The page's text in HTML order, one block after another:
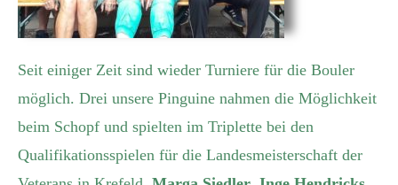
Seit einiger Zeit sind wieder Turniere für die Bouler
möglich. Drei unsere Pinguine nahmen die Möglichkeit
beim Schopf und spielten im Triplette bei den
Qualifikationsspielen für die Landesmeisterschaft der